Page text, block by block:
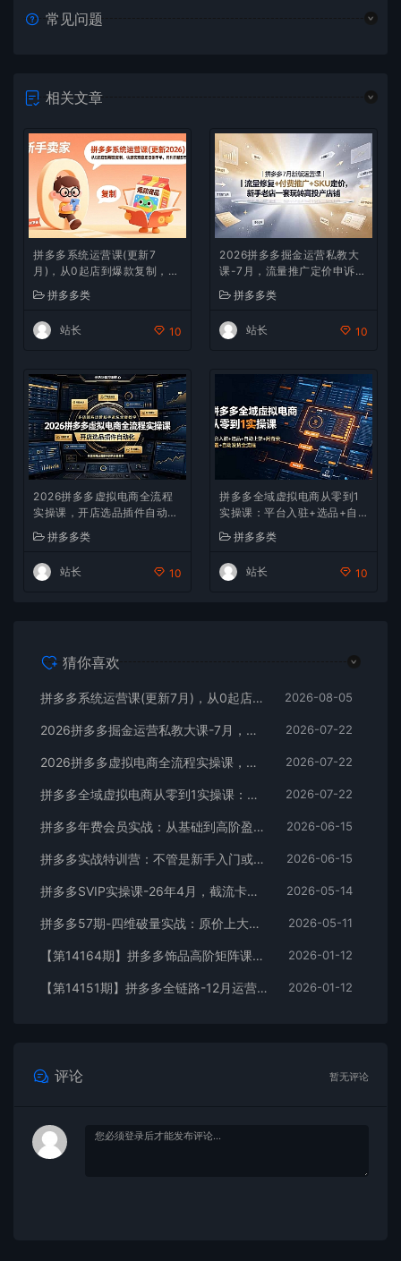
常见问题
相关文章
拼多多系统运营课(更新7
月)，从0起店到爆款复制，快
速实现稳定日销千单，月利润
破5万
拼多多类
站长 10
2026拼多多掘金运营私教大
课-7月，流量推广定价申诉全
覆盖，一套打法稳定店铺长期
出单
拼多多类
站长 10
2026拼多多虚拟电商全流程
实操课，开店选品插件自动
套教学
拼多多类
站长 10
拼多多全域虚拟电商从零到1
实操课：平台入驻+选品+自
货全流程
拼多多类
站长 10
猜你喜欢
拼多多系统运营课(更新7月)，从0起店到爆款复制，快速实现稳定日销千单，月利润破5万 2026-08-05
2026拼多多掘金运营私教大课-7月，流量推广定价申诉全覆盖，一套打法稳定店铺长期出单 2026-07-22
2026拼多多虚拟电商全流程实操课，开店选品插件自动化，多店矩阵运营新手避坑全套教学 2026-07-22
拼多多全域虚拟电商从零到1实操课：平台入驻+选品+自动上架+阿奇索配置+自动发货全流程 2026-07-22
拼多多年费会员实战：从基础到高阶盈利，干货拉满，诊断+推广+活动全教 2026-06-15
拼多多实战特训营：不管是新手入门或老商家冲量，都有实操方法，跟着学，少走弯路 2026-06-15
拼多多SVIP实操课-26年4月，截流卡大促+无痕涨价+无限群爆款+AI赋能爆单新玩法，带你打爆店铺 2026-05-14
拼多多57期-四维破量实战：原价上大促+裂变+极速推+进2退1，月销50W店操作案例 2026-05-11
【第14164期】拼多多饰品高阶矩阵课，铺款策略、全站托管、店群布局，矩阵运营，打造月利润5万+店 2026-01-12
【第14151期】拼多多全链路-12月运营课，爆款打造、卡投产技术、活动破局，店铺单日利润破万 2026-01-12
评论 暂无评论